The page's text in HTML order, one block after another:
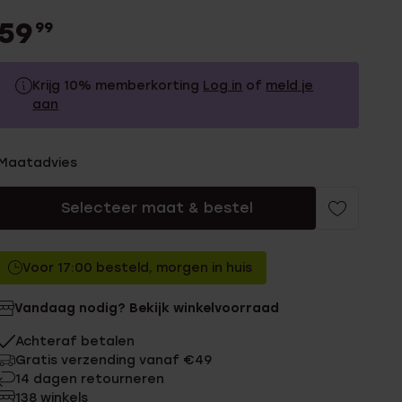
99
Krijg 10% memberkorting Log in of meld je
aan
Zonder memberkorting
Selecteer maat & bestel
Voor 17:00 besteld, morgen in huis
Vandaag nodig? Bekijk winkelvoorraad
Achteraf betalen
Gratis verzending vanaf €49
14 dagen retourneren
138 winkels